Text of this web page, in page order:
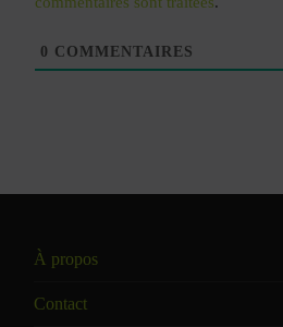
0 COMMENTAIRES
À propos
Contact